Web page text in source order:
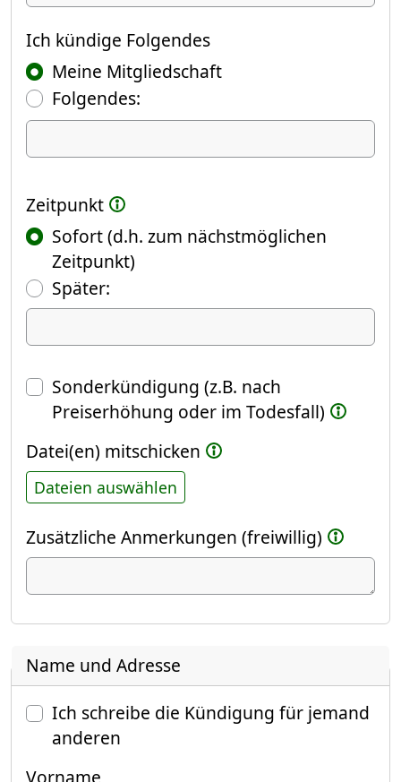
Ich kündige
Ich kündige Folgendes
Meine Mitgliedschaft
Folgendes:
Ich kündige Folgendes
Zeitpunkt
Sofort (d.h. zum nächstmöglichen
Zeitpunkt)
Später:(Fokus springt automatisch ins
Datum
Sonderkündigung (z.B. nach
Preiserhöhung oder im Todesfall)
Datei(en) mitschicken
Dateien auswählen
Zusätzliche Anmerkungen (freiwillig)
Name und Adresse
Ich schreibe die Kündigung für jemand
anderen